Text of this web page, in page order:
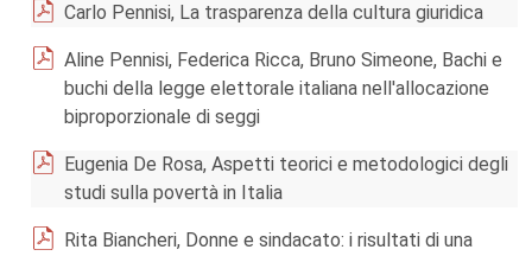
Carlo Pennisi, La trasparenza della cultura giuridica
Aline Pennisi, Federica Ricca, Bruno Simeone, Bachi e
buchi della legge elettorale italiana nell'allocazione
biproporzionale di seggi
Eugenia De Rosa, Aspetti teorici e metodologici degli
studi sulla povertà in Italia
Rita Biancheri, Donne e sindacato: i risultati di una